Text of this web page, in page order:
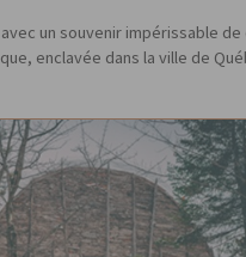
un souvenir impérissable
enclavée dans la ville de